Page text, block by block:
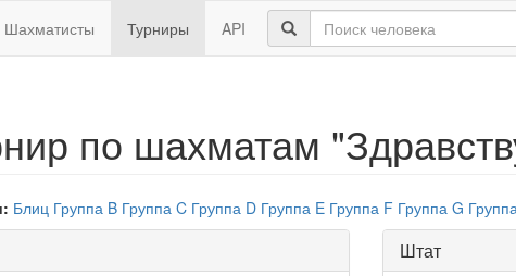
Шахматисты Турниры API
по шахматам
Блиц Группа B Группа C Группа D Группа E Группа F Группа G
Штат